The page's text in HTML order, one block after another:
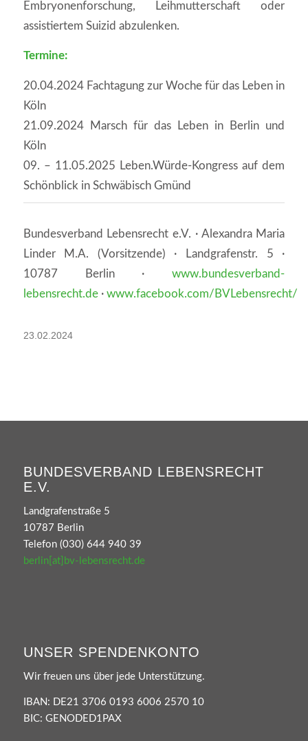
Embryonenforschung, Leihmutterschaft oder
assistiertem Suizid abzulenken.
Termine:
20.04.2024 Fachtagung zur Woche für das Leben in
Köln
21.09.2024 Marsch für das Leben in Berlin und
Köln
09. – 11.05.2025 Leben.Würde-Kongress auf dem
Schönblick in Schwäbisch Gmünd
Bundesverband Lebensrecht e.V. · Alexandra Maria
Linder M.A. (Vorsitzende) · Landgrafenstr. 5 ·
10787 Berlin ·www.bundesverband-
lebensrecht.de· www.facebook.com/BVLebensrecht/
23.02.2024
BUNDESVERBAND LEBENSRECHT
E.V.
Landgrafenstraße 5
10787 Berlin
Telefon (030) 644 940 39
berlin[at]bv-lebensrecht.de
UNSER SPENDENKONTO
Wir freuen uns über jede Unterstützung.
IBAN: DE21 3706 0193 6006 2570 10
BIC: GENODED1PAX